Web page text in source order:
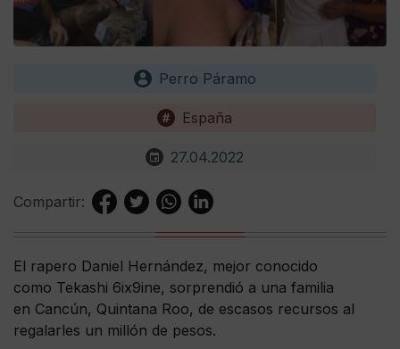
Perro Páramo
España
27.04.2022
Compartir:
El rapero Daniel Hernández, mejor conocido
como Tekashi 6ix9ine, sorprendió a una familia
en Cancún, Quintana Roo, de escasos recursos al
regalarles un millón de pesos.